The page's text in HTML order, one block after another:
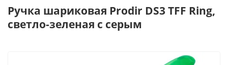
Ручка шариковая Prodir DS3 TFF Ring,
светло-зеленая с серым